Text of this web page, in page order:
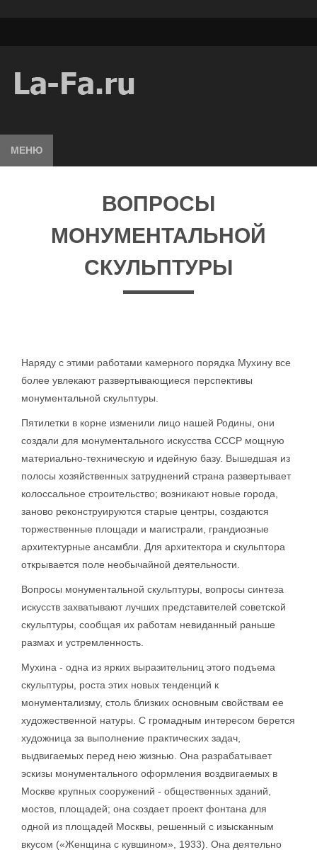
МЕНЮ
ВОПРОСЫ
МОНУМЕНТАЛЬНОЙ
СКУЛЬПТУРЫ
Наряду с этими работами камерного порядка Мухину все
более увлекают развертывающиеся перспективы
монументальной скульптуры.
Пятилетки в корне изменили лицо нашей Родины, они
создали для монументального искусства СССР мощную
материально-техническую и идейную базу. Вышедшая из
полосы хозяйственных затруднений страна развертывает
колоссальное строительство; возникают новые города,
заново реконструируются старые центры, создаются
торжественные площади и магистрали, грандиозные
архитектурные ансамбли. Для архитектора и скульптора
открывается поле необычайной деятельности.
Вопросы монументальной скульптуры, вопросы синтеза
искусств захватывают лучших представителей советской
скульптуры, сообщая их работам невиданный раньше
размах и устремленность.
Мухина - одна из ярких выразительниц этого подъема
скульптуры, роста этих новых тенденций к
монументализму, столь близких основным свойствам ее
художественной натуры. С громадным интересом берется
художница за выполнение практических задач,
выдвигаемых перед нею жизнью. Она разрабатывает
эскизы монументального оформления воздвигаемых в
Москве крупных сооружений - общественных зданий,
мостов, площадей; она создает проект фонтана для
одной из площадей Москвы, решенный с изысканным
вкусом («Женщина с кувшином», 1933). Она деятельно